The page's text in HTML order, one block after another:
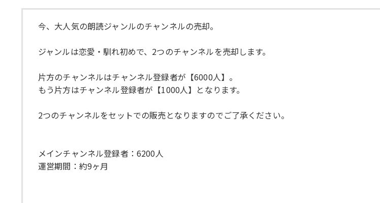
今、大人気の朗読ジャンルのチャンネルの売却。
ジャンルは恋愛・馴れ初めで、2つのチャンネルを売却します。
片方のチャンネルはチャンネル登録者が【6000人】。
もう片方はチャンネル登録者が【1000人】となります。
2つのチャンネルをセットでの販売となりますのでご了承ください。
メインチャンネル登録者：6200人
運営期間：約9ヶ月